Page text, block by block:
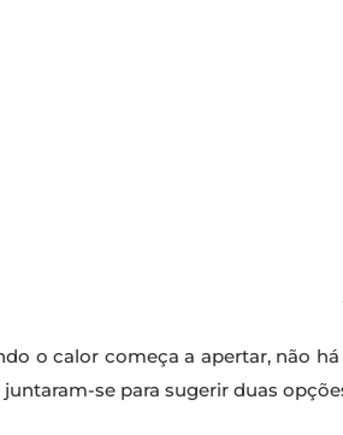
o calor começa a apertar, não
juntaram-se para sugerir duas